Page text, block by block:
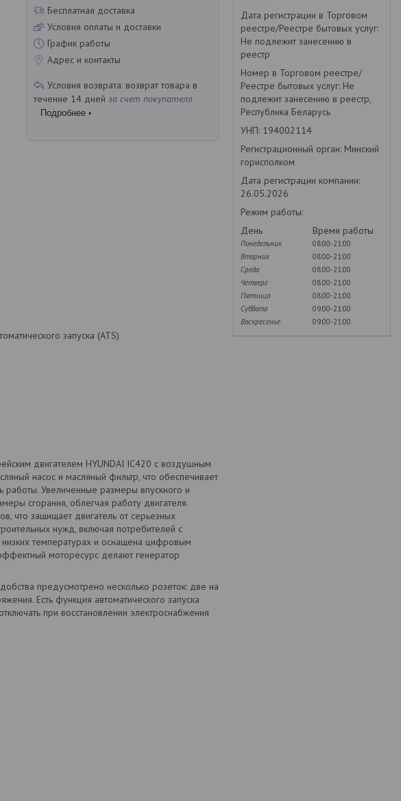
Бесплатная доставка
Условия оплаты и доставки
График работы
Адрес и контакты
возврат товара в
течение 14 дней за счет покупателя
Подробнее
запуска (ATS)
двигателем HYUNDAI IC420 с воздушным
насос и масляный фильтр, что обеспечивает
работы. Увеличенные размеры впускного и
сгорания, облегчая работу двигателя.
что защищает двигатель от серьезных
нужд, включая потребителей с
температурах и оснащена цифровым
моторесурс делают генератор
предусмотрено несколько розеток: две на
Есть функция автоматического запуска
при восстановлении электроснабжения
Дата регистрации в Торговом
реестре/Реестре бытовых услуг:
Не подлежит занесению в
реестр
Номер в Торговом реестре/
Реестре бытовых услуг: Не
подлежит занесению в реестр,
Республика Беларусь
УНП: 194002114
Регистрационный орган: Минский
горисполком
Дата регистрации компании:
26.05.2026
Режим работы:
День
Время работы
Понедельник
08:00-21:00
Вторник
08:00-21:00
Среда
08:00-21:00
Четверг
08:00-21:00
Пятница
08:00-21:00
Суббота
09:00-21:00
Воскресенье
09:00-21:00